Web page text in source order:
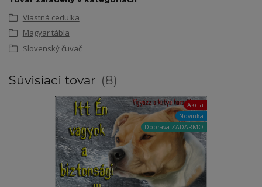
Vlastná ceduľka
Magyar tábla
Slovenský čuvač
Súvisiaci tovar 8
Akcia
Novinka
Doprava ZADARMO